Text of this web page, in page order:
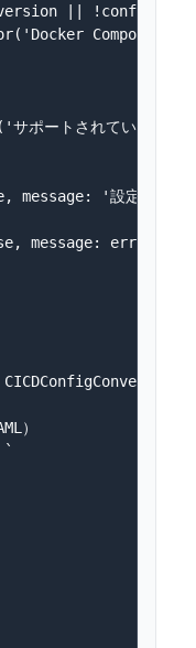
||
Compose設定に
ポートされていない設
message: '設定が正し
message:
）
`